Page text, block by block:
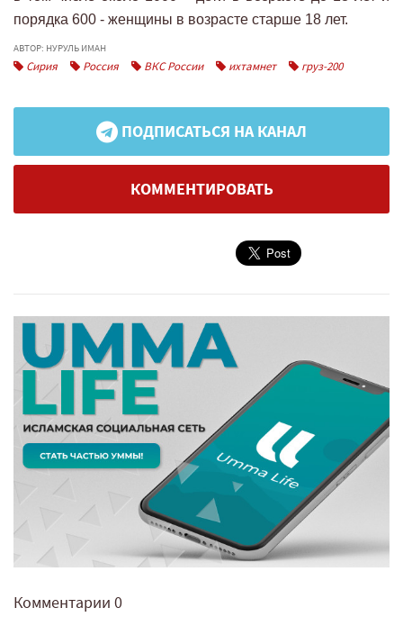
порядка 600 - женщины в возрасте старше 18 лет.
АВТОР: НУРУЛЬ ИМАН
Сирия Россия ВКС России ихтамнет груз-200
ПОДПИСАТЬСЯ НА КАНАЛ
КОММЕНТИРОВАТЬ
Комментарии 0